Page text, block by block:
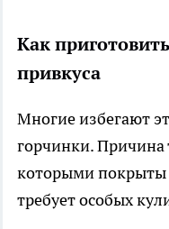
Как
привкуса
Многие избегают
горчинки.
которыми покрыты
требует особых